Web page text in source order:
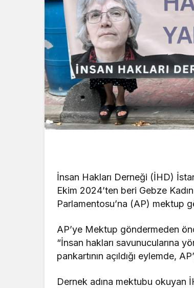
İnsan Hakları Derneği (İHD)
Ekim 2024’ten beri Gebze
Parlamentosu’na (AP) mektup
AP’ye Mektup göndermeden
“İnsan hakları savunucularına
pankartının açıldığı eylemde,
Dernek adına mektubu okuyan